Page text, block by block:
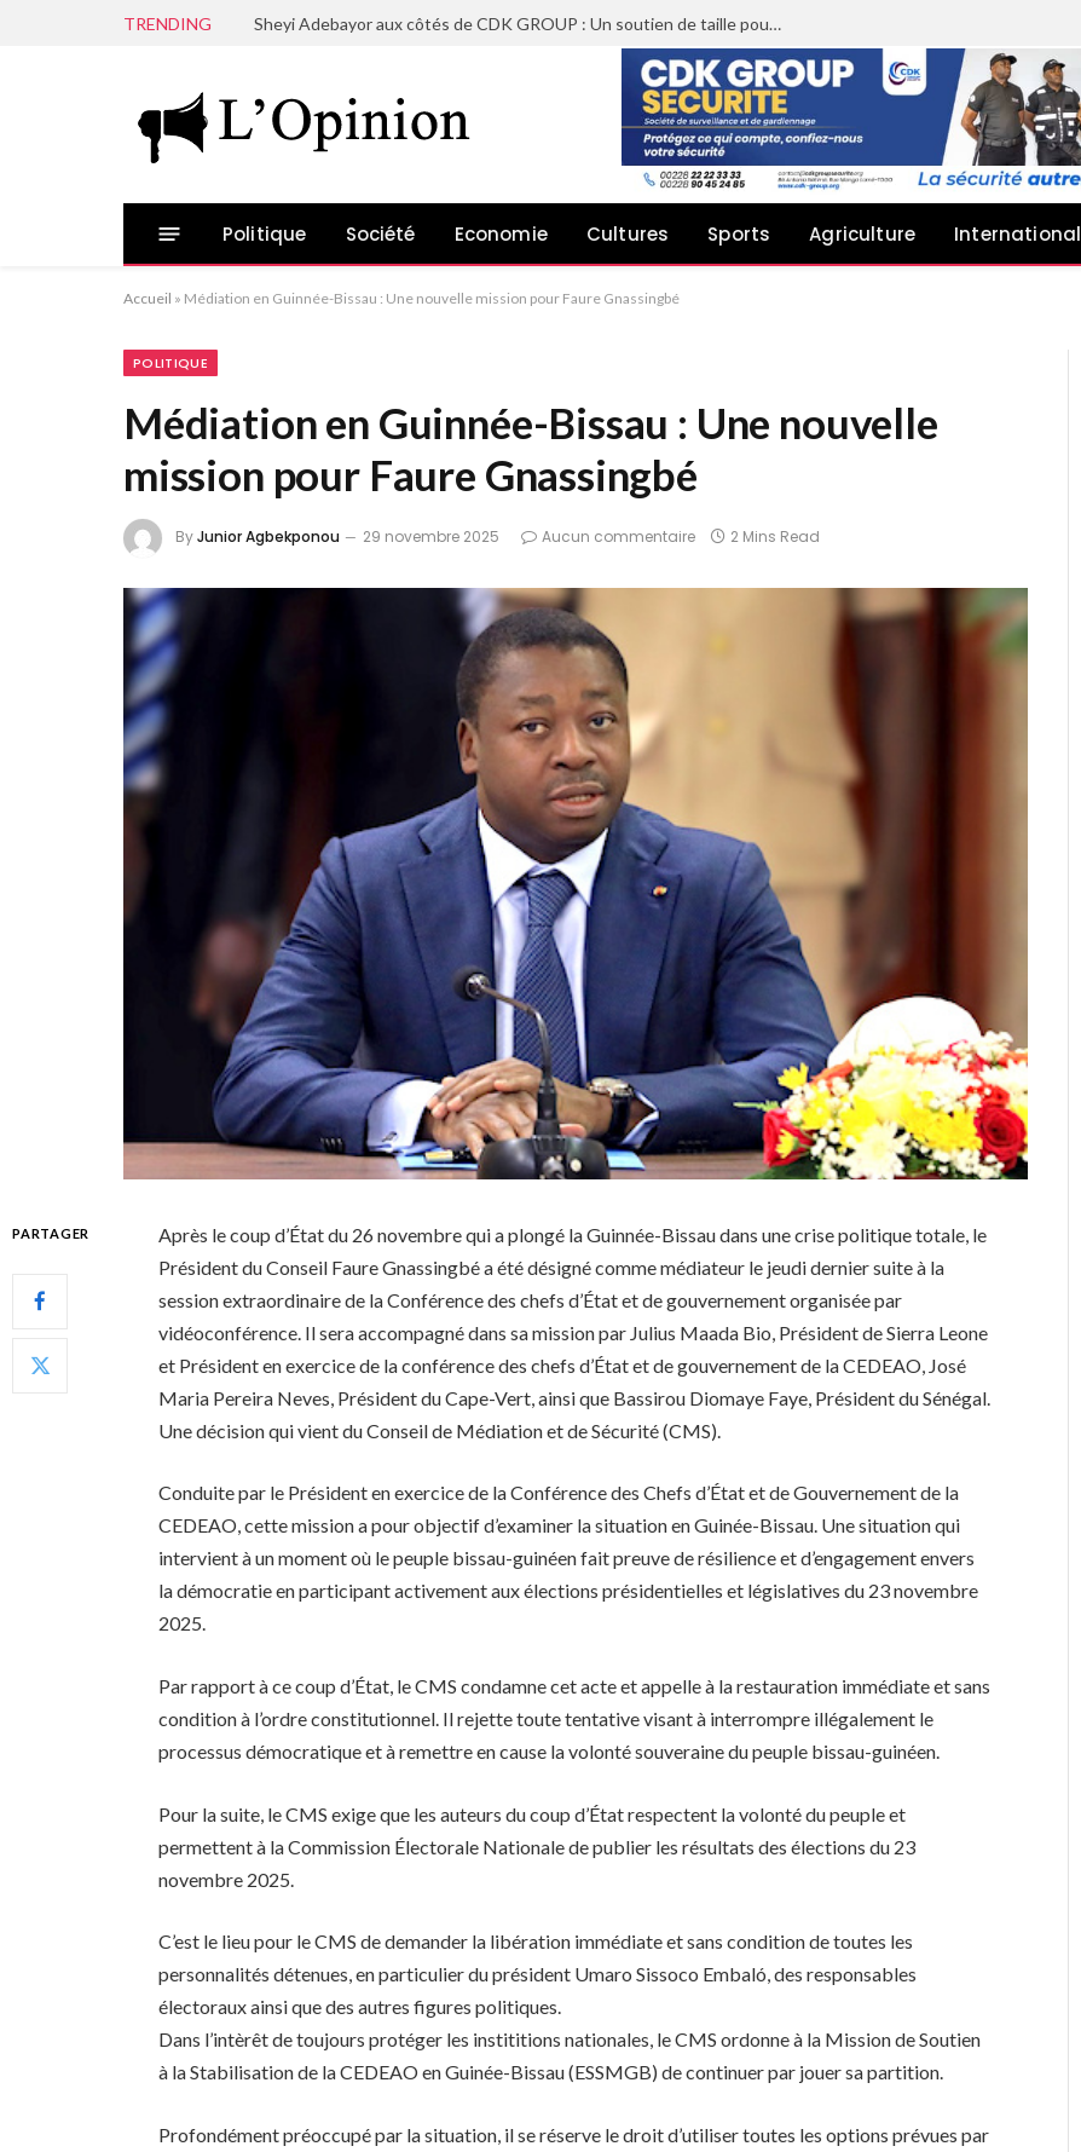
TRENDING Sheyi Adebayor aux côtés de CDK GROUP : Un soutien de taille pour le concert de Joachin Migos
Politique Société Economie Cultures Sports Agriculture International
Accueil » Médiation en Guinnée-Bissau : Une nouvelle mission pour Faure Gnassingbé
POLITIQUE
Médiation en Guinnée-Bissau : Une nouvelle
mission pour Faure Gnassingbé
ByJunior Agbekponou 29 novembre 2025 Aucun commentaire 2 Mins Read
PARTAGER
Après le coup d’État du 26 novembre qui a plongé la Guinnée-Bissau dans une crise politique totale, le
Président du Conseil Faure Gnassingbé a été désigné comme médiateur le jeudi dernier suite à la
session extraordinaire de la Conférence des chefs d’État et de gouvernement organisée par
vidéoconférence. Il sera accompagné dans sa mission par Julius Maada Bio, Président de Sierra Leone
et Président en exercice de la conférence des chefs d’État et de gouvernement de la CEDEAO, José
Maria Pereira Neves, Président du Cape-Vert, ainsi que Bassirou Diomaye Faye, Président du Sénégal.
Une décision qui vient du Conseil de Médiation et de Sécurité (CMS).
Conduite par le Président en exercice de la Conférence des Chefs d’État et de Gouvernement de la
CEDEAO, cette mission a pour objectif d’examiner la situation en Guinée-Bissau. Une situation qui
intervient à un moment où le peuple bissau-guinéen fait preuve de résilience et d’engagement envers
la démocratie en participant activement aux élections présidentielles et législatives du 23 novembre
2025.
Par rapport à ce coup d’État, le CMS condamne cet acte et appelle à la restauration immédiate et sans
condition à l’ordre constitutionnel. Il rejette toute tentative visant à interrompre illégalement le
processus démocratique et à remettre en cause la volonté souveraine du peuple bissau-guinéen.
Pour la suite, le CMS exige que les auteurs du coup d’État respectent la volonté du peuple et
permettent à la Commission Électorale Nationale de publier les résultats des élections du 23
novembre 2025.
C’est le lieu pour le CMS de demander la libération immédiate et sans condition de toutes les
personnalités détenues, en particulier du président Umaro Sissoco Embaló, des responsables
électoraux ainsi que des autres figures politiques.
Dans l’intèrêt de toujours protéger les instititions nationales, le CMS ordonne à la Mission de Soutien
à la Stabilisation de la CEDEAO en Guinée-Bissau (ESSMGB) de continuer par jouer sa partition.
Profondément préoccupé par la situation, il se réserve le droit d’utiliser toutes les options prévues par